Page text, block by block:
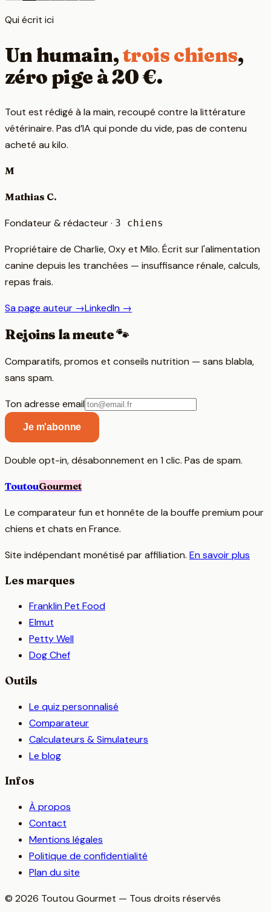
Qui écrit ici
Un humain,trois chiens,
zéro pige à 20 €.
Tout est rédigé à la main, recoupé contre la littérature
vétérinaire. Pas d’IA qui ponde du vide, pas de contenu
acheté au kilo.
M
Mathias C.
Fondateur & rédacteur· 3 chiens
Propriétaire de Charlie, Oxy et Milo. Écrit sur l'alimentation
canine depuis les tranchées — insuffisance rénale, calculs,
repas frais.
Sa page auteur →LinkedIn →
Rejoins la meute 🐾
Comparatifs, promos et conseils nutrition — sans blabla,
sans spam.
Ton adresse email
Je m'abonne
Double opt-in, désabonnement en 1 clic. Pas de spam.
ToutouGourmet
Le comparateur fun et honnête de la bouffe premium pour
chiens et chats en France.
Site indépendant monétisé par affiliation. En savoir plus
Les marques
Franklin Pet Food
Elmut
Petty Well
Dog Chef
Outils
Le quiz personnalisé
Comparateur
Calculateurs & Simulateurs
Le blog
Infos
À propos
Contact
Mentions légales
Politique de confidentialité
Plan du site
© 2026 Toutou Gourmet — Tous droits réservés